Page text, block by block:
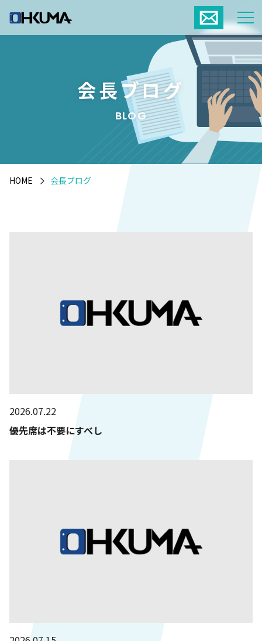
会長ブログ
BLOG
HOME 会長ブログ
2026.07.22
優先席は不要にすべし